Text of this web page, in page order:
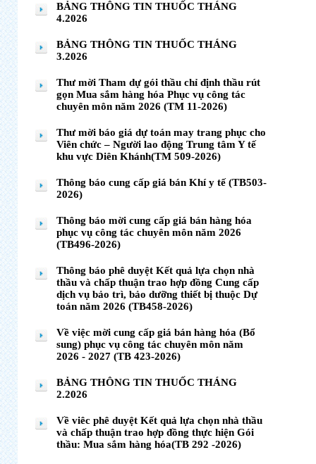
BẢNG THÔNG TIN THUỐC THÁNG
4.2026
BẢNG THÔNG TIN THUỐC THÁNG
3.2026
Thư mời Tham dự gói thầu chỉ định thầu rút
gọn Mua sắm hàng hóa Phục vụ công tác
chuyên môn năm 2026 (TM 11-2026)
Thư mời báo giá dự toán may trang phục cho
Viên chức – Người lao động Trung tâm Y tế
khu vực Diên Khánh(TM 509-2026)
Thông báo cung cấp giá bán Khí y tế (TB503-
2026)
Thông báo mời cung cấp giá bán hàng hóa
phục vụ công tác chuyên môn năm 2026
(TB496-2026)
Thông báo phê duyệt Kết quả lựa chọn nhà
thầu và chấp thuận trao hợp đồng Cung cấp
dịch vụ bảo trì, bảo dưỡng thiết bị thuộc Dự
toán năm 2026 (TB458-2026)
Về việc mời cung cấp giá bán hàng hóa (Bổ
sung) phục vụ công tác chuyên môn năm
2026 - 2027 (TB 423-2026)
BẢNG THÔNG TIN THUỐC THÁNG
2.2026
Về viêc phê duyệt Kết quả lựa chọn nhà thầu
và chấp thuận trao hợp đồng thực hiện Gói
thầu: Mua sắm hàng hóa(TB 292 -2026)